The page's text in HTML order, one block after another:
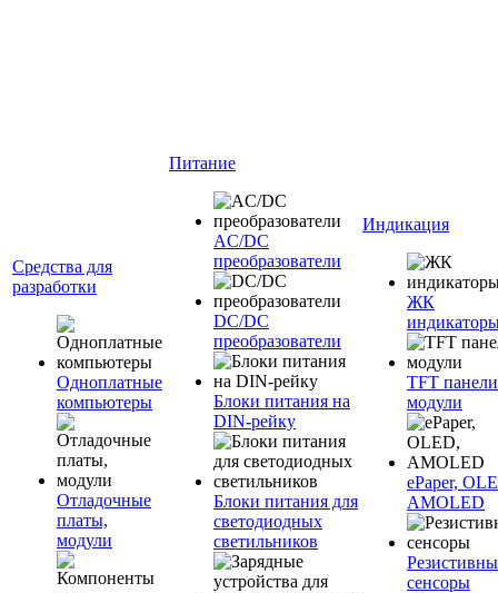
Средства для
разработки
Одноплатные
компьютеры
Отладочные
платы,
модули
Питание
AC/DC
преобразователи
DC/DC
преобразователи
Блоки питания на
DIN-рейку
Блоки питания для
светодиодных
светильников
Индикация
ЖК
TFT
модули
ePaper,
AMOLED
сенсоры